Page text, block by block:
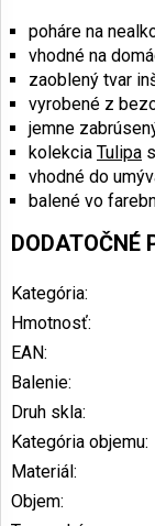
poháre na
vhodné na
zaoblený tvar
vyrobené z
jemne
kolekcia Tulipa
vhodné do
balené vo
DODATOČNÉ
Kategória:
Hmotnosť:
EAN:
Balenie:
Druh skla:
Kategória objemu:
Materiál:
Objem: